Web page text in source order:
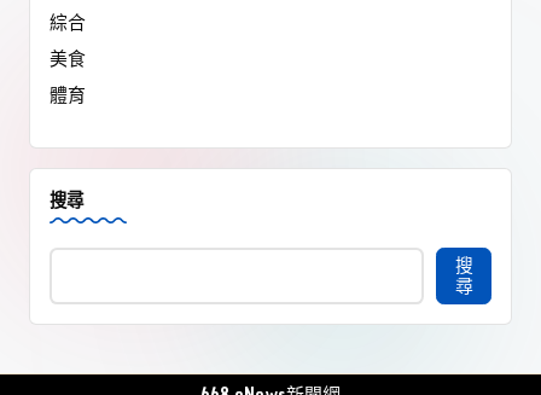
綜合
美食
體育
搜尋
搜
尋